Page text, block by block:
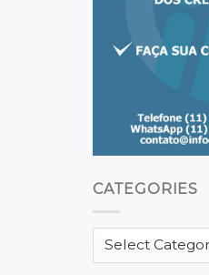
CATEGORIES
Categories